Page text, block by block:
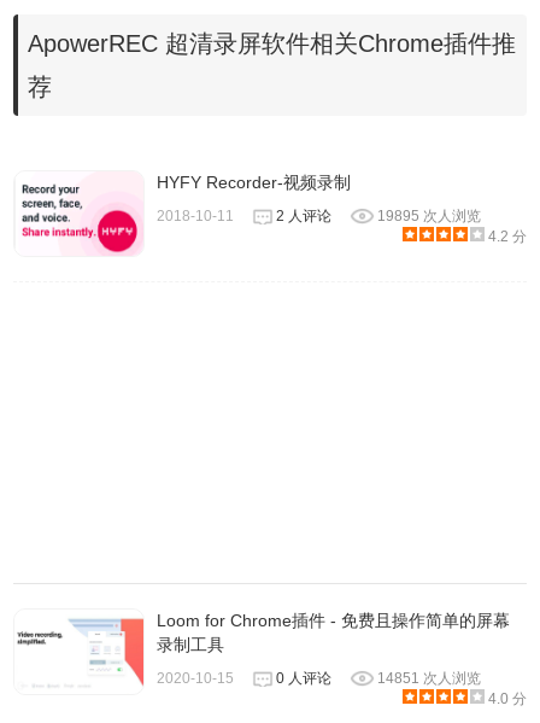
对于想要在录制过程中给视频添加标注的用户来说，
包括文本、线段、矩形、箭头、高亮等等，以此让视频达到
更加直观鲜明的效果，非常适用于录制在线学习、教学视
频、演示教程以及其他数字化内容。
4. 自动录屏工具
软件为大家提供了两个自动录屏工具，其中一个是“计划任
ApowerREC 超清录屏软件相关Chrome插件推
荐
HYFY Recorder-视频录制
2018-10-11 2 人评论
19895 次人浏览
4.2 分
Loom for Chrome插件 - 免费且操作简单的屏幕
录制工具
2020-10-15 0 人评论
14851 次人浏览
4.0 分